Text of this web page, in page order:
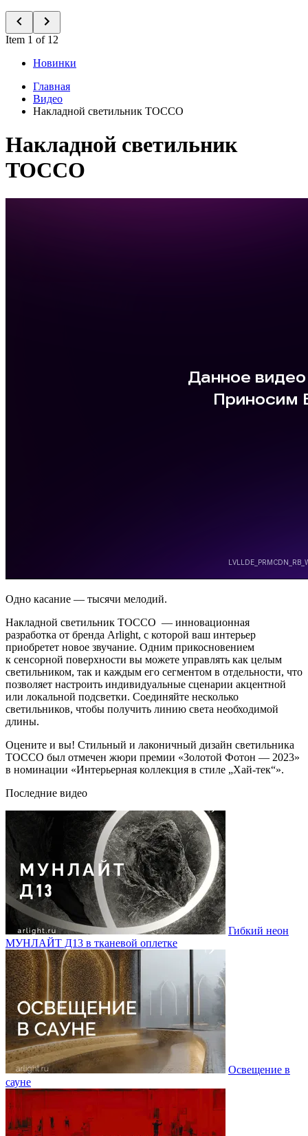
Item 1 of 12
Новинки
Главная
Видео
Накладной светильник TOCCO
Накладной светильник
TOCCO
Одно касание — тысячи мелодий.
Накладной светильник TOCCO — инновационная
разработка от бренда Arlight, с которой ваш интерьер
приобретет новое звучание. Одним прикосновением
к сенсорной поверхности вы можете управлять как целым
светильником, так и каждым его сегментом в отдельности, что
позволяет настроить индивидуальные сценарии акцентной
или локальной подсветки. Соединяйте несколько
светильников, чтобы получить линию света необходимой
длины.
Оцените и вы! Стильный и лаконичный дизайн светильника
TOCCO был отмечен жюри премии «Золотой Фотон — 2023»
в номинации «Интерьерная коллекция в стиле „Хай-тек“».
Последние видео
Гибкий неон
МУНЛАЙТ Д13 в тканевой оплетке
Освещение в
сауне